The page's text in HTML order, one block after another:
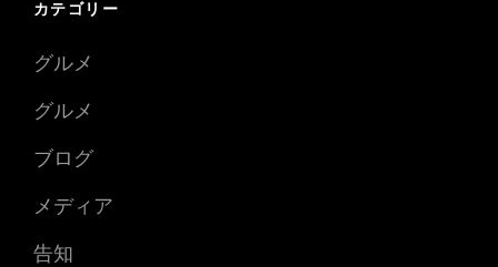
カテゴリー
グルメ
グルメ
ブログ
メディア
告知